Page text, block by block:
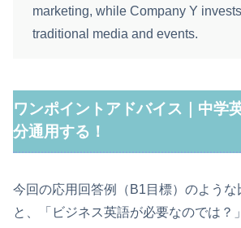
marketing, while Company Y
traditional media and events.
ワンポイントアドバイス｜中学
分通用する！
今回の応用回答例（B1目標）のような
と、「ビジネス英語が必要なのでは？